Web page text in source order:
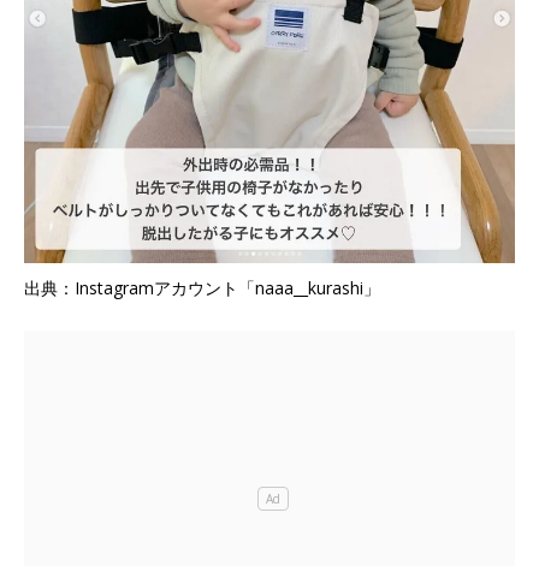
出典：Instagramアカウント「naaa__kurashi」